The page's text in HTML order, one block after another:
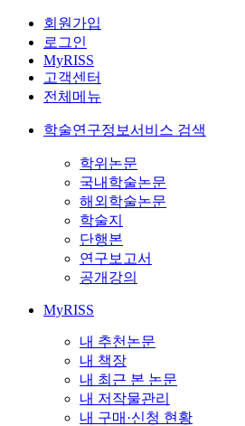
회원가입
로그인
MyRISS
고객센터
전체메뉴
학술연구정보서비스 검색
학위논문
국내학술논문
해외학술논문
학술지
단행본
연구보고서
공개강의
MyRISS
내 추천논문
내 책장
내 최근 본 논문
내 저작물관리
내 구매·신청 현황